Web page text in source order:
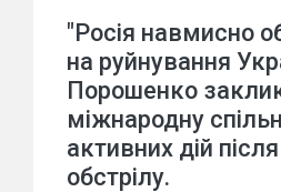
"Росія навмисно
на руйнування
Порошенко
міжнародну
активних дій
обстрілу.